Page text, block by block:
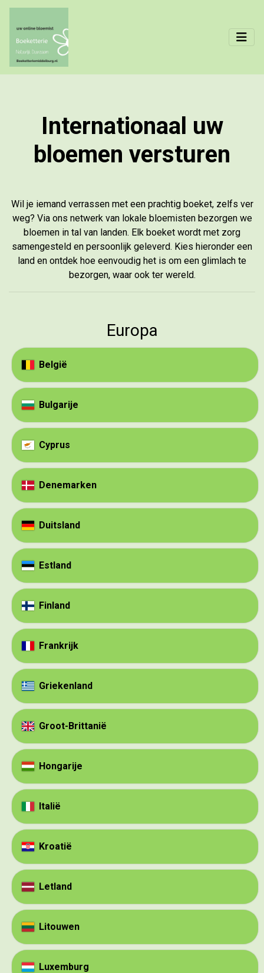
Internationaal uw
bloemen versturen
Wil je iemand verrassen met een prachtig boeket, zelfs ver
weg? Via ons netwerk van lokale bloemisten bezorgen we
bloemen in tal van landen. Elk boeket wordt met zorg
samengesteld en persoonlijk geleverd. Kies hieronder een
land en ontdek hoe eenvoudig het is om een glimlach te
bezorgen, waar ook ter wereld.
Europa
België
Bulgarije
Cyprus
Denemarken
Duitsland
Estland
Finland
Frankrijk
Griekenland
Groot-Brittanië
Hongarije
Italië
Kroatië
Letland
Litouwen
Luxemburg